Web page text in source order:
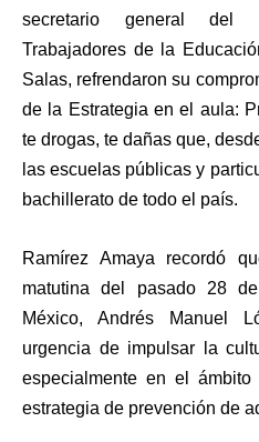
secretario general del
Trabajadores de la
Salas, refrendaron su
de la Estrategia en el aula:
te drogas, te dañas que,
las escuelas públicas y
bachillerato de todo el país.
Ramírez Amaya recordó
matutina del pasado 28
México, Andrés Manuel
urgencia de impulsar la
especialmente en el
estrategia de prevención de